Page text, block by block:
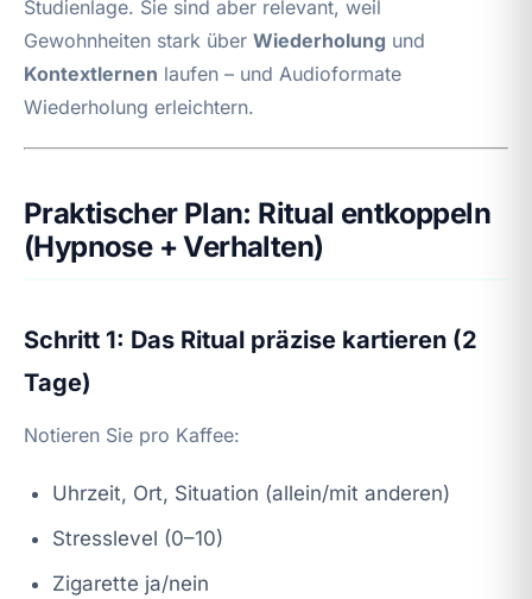
Studienlage. Sie sind aber relevant, weil
Gewohnheiten stark über Wiederholung und
Kontextlernen laufen – und Audioformate
Wiederholung erleichtern.
Praktischer Plan: Ritual entkoppeln
(Hypnose + Verhalten)
Schritt 1: Das Ritual präzise kartieren (2
Tage)
Notieren Sie pro Kaffee:
Uhrzeit, Ort, Situation (allein/mit anderen)
Stresslevel (0–10)
Zigarette ja/nein